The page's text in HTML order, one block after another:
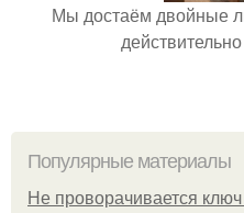
Мы достаём двойные
Популярные материалы
Не проворачивается